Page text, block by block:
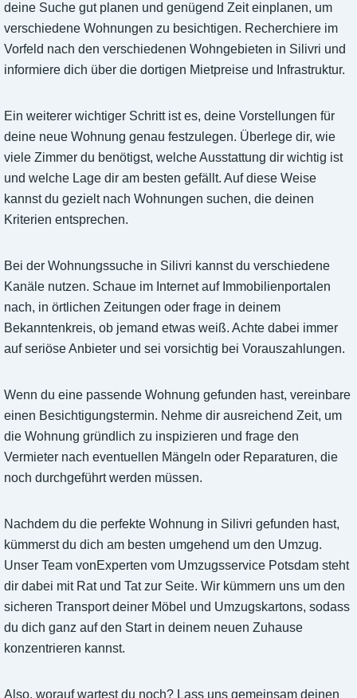
deine Suche gut planen und genügend Zeit einplanen, um
verschiedene Wohnungen zu besichtigen. Recherchiere im
Vorfeld nach den verschiedenen Wohngebieten in Silivri und
informiere dich über die dortigen Mietpreise und Infrastruktur.
Ein weiterer wichtiger Schritt ist es, deine Vorstellungen für
deine neue Wohnung genau festzulegen. Überlege dir, wie
viele Zimmer du benötigst, welche Ausstattung dir wichtig ist
und welche Lage dir am besten gefällt. Auf diese Weise
kannst du gezielt nach Wohnungen suchen, die deinen
Kriterien entsprechen.
Bei der Wohnungssuche in Silivri kannst du verschiedene
Kanäle nutzen. Schaue im Internet auf Immobilienportalen
nach, in örtlichen Zeitungen oder frage in deinem
Bekanntenkreis, ob jemand etwas weiß. Achte dabei immer
auf seriöse Anbieter und sei vorsichtig bei Vorauszahlungen.
Wenn du eine passende Wohnung gefunden hast, vereinbare
einen Besichtigungstermin. Nehme dir ausreichend Zeit, um
die Wohnung gründlich zu inspizieren und frage den
Vermieter nach eventuellen Mängeln oder Reparaturen, die
noch durchgeführt werden müssen.
Nachdem du die perfekte Wohnung in Silivri gefunden hast,
kümmerst du dich am besten umgehend um den Umzug.
Unser Team vonExperten vom Umzugsservice Potsdam steht
dir dabei mit Rat und Tat zur Seite. Wir kümmern uns um den
sicheren Transport deiner Möbel und Umzugskartons, sodass
du dich ganz auf den Start in deinem neuen Zuhause
konzentrieren kannst.
Also, worauf wartest du noch? Lass uns gemeinsam deinen